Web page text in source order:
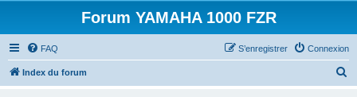
Forum YAMAHA 1000 FZR
FAQ Connexion
S’enregistrer
Index du forum